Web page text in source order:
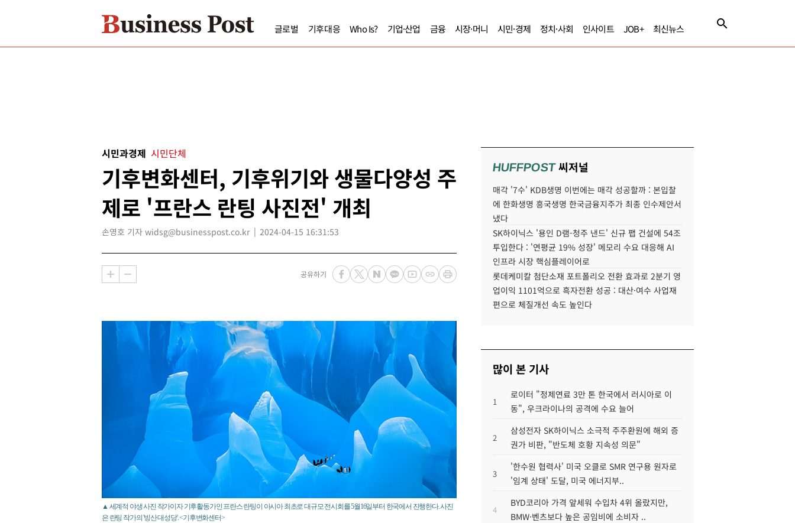
글로벌 기후대응 Who Is? 기업·산업 금융 시장·머니 시민·경제 정치·사회 인사이트 JOB+ 최신뉴스
시민과경제 시민단체
기후변화센터, 기후위기와 생물다양성 주
제로 '프란스 란팅 사진전' 개최
손영호 기자 widsg@businesspost.co.kr 2024-04-15 16:31:53
공유하기
▲ 세계적 야생 사진 작가이자 기후활동가인 프란스 란팅이 아시아 최초로 대규모 전시회를 5월16일부터 한국에서 진행한다. 사진
은 란팅 작가의 '빙산 대성당'. <기후변화센터>
HUFFPOST씨저널
매각 '7수' KDB생명 이번에는 매각 성공할까 : 본입찰
에 한화생명 흥국생명 한국금융지주가 최종 인수제안서
냈다
SK하이닉스 '용인 D램-청주 낸드' 신규 팹 건설에 54조
투입한다 : '연평균 19% 성장' 메모리 수요 대응해 AI
인프라 시장 핵심플레이어로
롯데케미칼 첨단소재 포트폴리오 전환 효과로 2분기 영
업이익 1101억으로 흑자전환 성공 : 대산·여수 사업재
편으로 체질개선 속도 높인다
많이 본 기사
1
로이터 "정제연료 3만 톤 한국에서 러시아로 이
동", 우크라이나의 공격에 수요 늘어
2
삼성전자 SK하이닉스 소극적 주주환원에 해외 증
권가 비판, "반도체 호황 지속성 의문"
3
'한수원 협력사' 미국 오클로 SMR 연구용 원자로
'임계 상태' 도달, 미국 에너지부..
4
BYD코리아 가격 앞세워 수입차 4위 올랐지만,
BMW·벤츠보다 높은 공임비에 소비자 ..